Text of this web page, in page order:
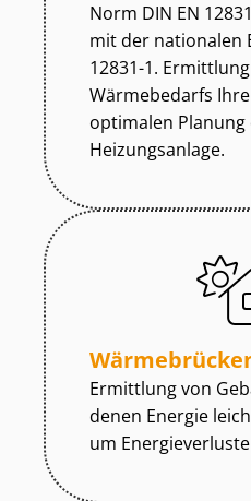
Norm DIN EN
mit der nationalen
12831-1.
Wärmebedarfs
optimalen Planung
Heizungsanlage.
Ermittlung von
denen Energie
um